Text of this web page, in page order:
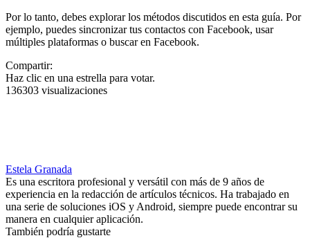
Por lo tanto, debes explorar los métodos discutidos en esta guía. Por
ejemplo, puedes sincronizar tus contactos con Facebook, usar
múltiples plataformas o buscar en Facebook.
Compartir:
Haz clic en una estrella para votar.
136303 visualizaciones
Estela Granada
Es una escritora profesional y versátil con más de 9 años de
experiencia en la redacción de artículos técnicos. Ha trabajado en
una serie de soluciones iOS y Android, siempre puede encontrar su
manera en cualquier aplicación.
También podría gustarte